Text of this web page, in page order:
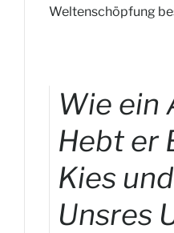
Weltenschöpfung
Wie ein
Hebt er
Kies
Unsres